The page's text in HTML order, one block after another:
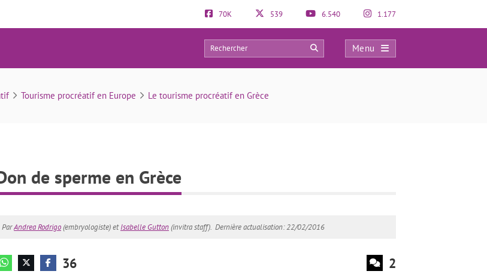
70K 539 6.540 1.177
Menu
Don de sperme en Grèce
36 2
Tourisme procréatif en Europe Le tourisme procréatif en Grèce
de sperme en Grèce
ParAndrea Rodrigo(embryologiste) etIsabelle Gutton(invitra staff). Dernière actualisation: 22/02/2016
36 2